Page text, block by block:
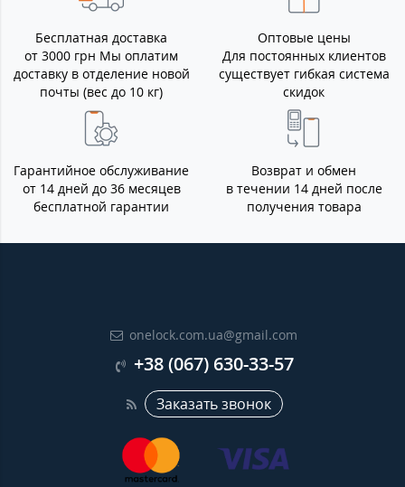
Бесплатная доставка
от 3000 грн Мы оплатим
доставку в отделение новой
почты (вес до 10 кг)
Оптовые цены
Для постоянных клиентов
существует гибкая система
скидок
Гарантийное обслуживание
от 14 дней до 36 месяцев
бесплатной гарантии
Возврат и обмен
в течении 14 дней после
получения товара
onelock.com.ua@gmail.com
+38 (067) 630-33-57
Заказать звонок